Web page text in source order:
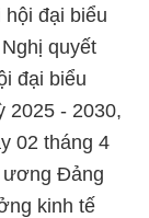
đại biểu
quyết
đại biểu
2025 - 2030,
02 tháng 4
ương Đảng
kinh tế